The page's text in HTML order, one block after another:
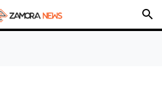
search